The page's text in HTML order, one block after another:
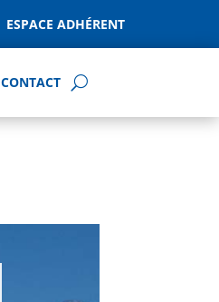
ESPACE ADHÉRENT
CONTACT